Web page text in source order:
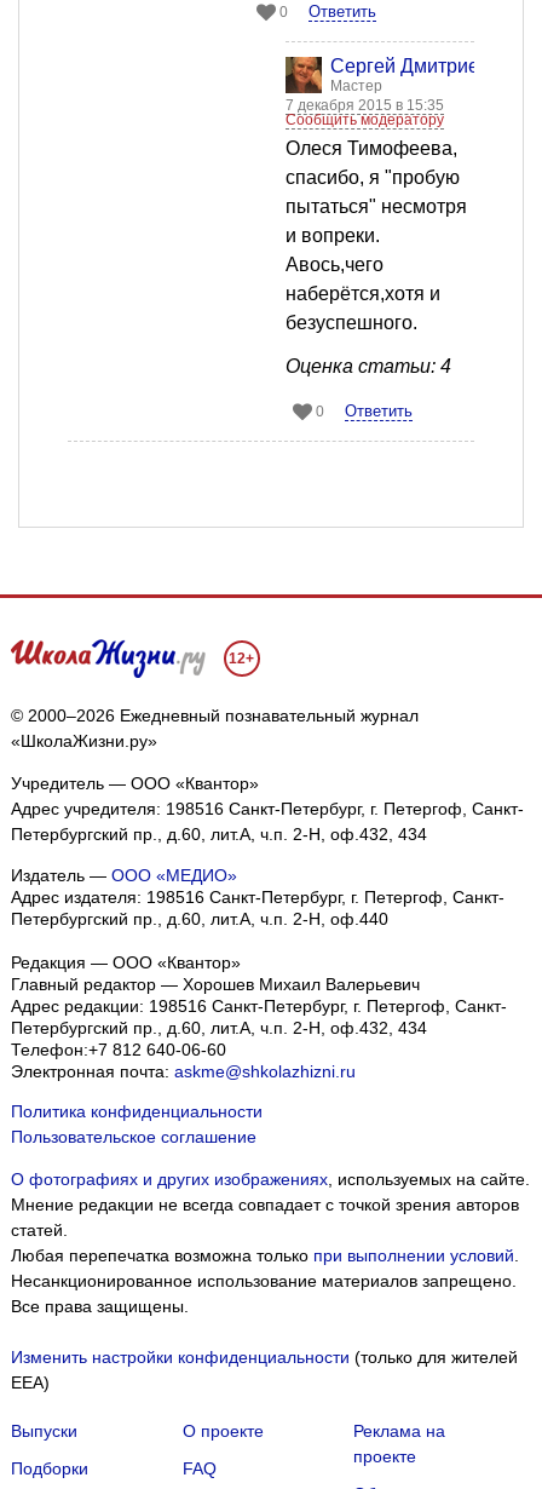
0 Ответить
Сергей Дмитриев
Мастер
7 декабря 2015 в 15:35
Сообщить модератору
Олеся Тимофеева,
спасибо, я "пробую
пытаться" несмотря
и вопреки.
Авось,чего
наберётся,хотя и
безуспешного.
Оценка статьи: 4
0 Ответить
12+
© 2000–2026 Ежедневный познавательный журнал
«ШколаЖизни.ру»
Учредитель — ООО «Квантор»
Адрес учредителя: 198516 Санкт-Петербург, г. Петергоф, Санкт-
Петербургский пр., д.60, лит.А, ч.п. 2-Н, оф.432, 434
Издатель — ООО «МЕДИО»
Адрес издателя: 198516 Санкт-Петербург, г. Петергоф, Санкт-
Петербургский пр., д.60, лит.А, ч.п. 2-Н, оф.440
Редакция — ООО «Квантор»
Главный редактор — Хорошев Михаил Валерьевич
Адрес редакции: 198516 Санкт-Петербург, г. Петергоф Санкт-
Петербургский пр., д.60, лит.А, ч.п. 2-Н, оф.432, 434
Телефон:+7 812 640-06-60
Электронная почта: askme@shkolazhizni.ru
Политика конфиденциальности
Пользовательское соглашение
О фотографиях и других изображениях, используемых на сайте.
Мнение редакции не всегда совпадает с точкой зрения авторов
статей.
Любая перепечатка возможна только при выполнении условий
Несанкционированное использование материалов запрещено.
Все права защищены.
Изменить настройки конфиденциальности (только для жителей
EEA)
Выпуски
Подборки
О проекте
FAQ
Реклама на
проекте